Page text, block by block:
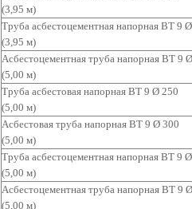
(3,95 м)
Труба асбестоцементнаянапорная ВТ 9
(3,95 м)
Асбестоцементная труба напорная ВТ 9
(5,00 м)
Труба асбестовая напорная ВТ 9 Ø 250
(5,00 м)
Асбестовая трубанапорная ВТ 9 Ø 300
(5,00 м)
Труба асбестоцементнаянапорная ВТ 9
(5,00 м)
Асбестоцементная труба напорная ВТ 9
(5,00 м)